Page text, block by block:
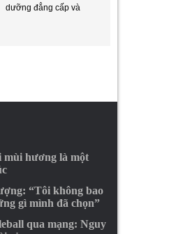
dưỡng đẳng cấp và
mùi hương là một
“Tôi không bao
gì mình đã chọn”
qua mạng: Nguy